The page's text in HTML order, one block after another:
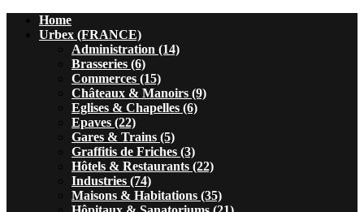
Home
Urbex (FRANCE)
Administration (14)
Brasseries (6)
Commerces (15)
Châteaux & Manoirs (9)
Eglises & Chapelles (6)
Epaves (22)
Gares & Trains (5)
Graffitis de Friches (3)
Hôtels & Restaurants (22)
Industries (74)
Maisons & Habitations (35)